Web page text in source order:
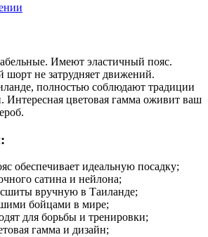
Имеют эластичный пояс.
не затрудняет движений.
полностью соблюдают традиции
Интересная цветовая гамма оживит ваш
обеспечивает идеальную посадку;
сатина и нейлона;
вручную в Таиланде;
бойцами в мире;
для борьбы и тренировки;
гамма и дизайн;